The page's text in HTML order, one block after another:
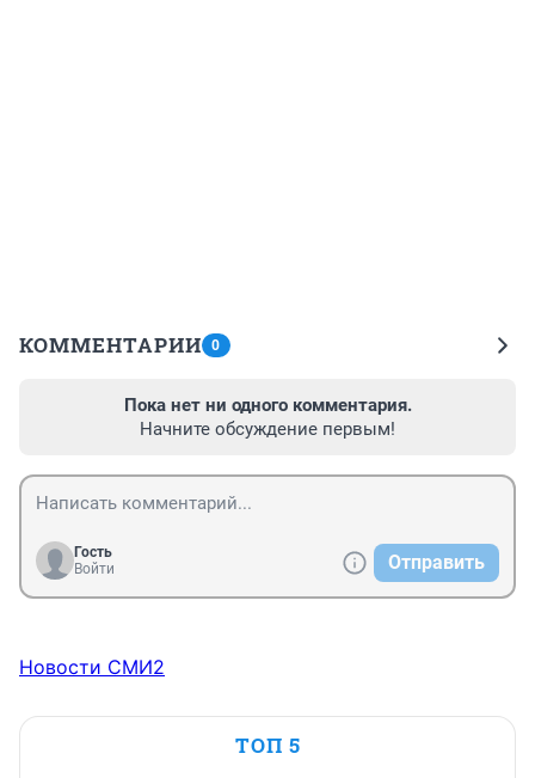
КОММЕНТАРИИ 0
Пока нет ни одного комментария.
Начните обсуждение первым!
Гость
Войти
Отправить
Новости СМИ2
ТОП 5